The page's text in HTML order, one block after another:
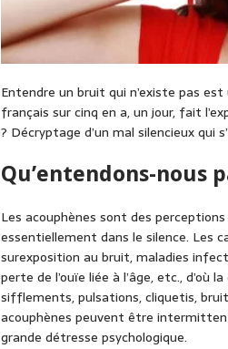
Entendre un bruit qui n’existe pas
français sur cinq en a, un jour, fait
? Décryptage d’un mal silencieux qui
Qu’entendons-nous
Les acouphènes sont des
essentiellement dans le silence. Les
surexposition au bruit, maladies
perte de l’ouïe liée à l’âge, etc.,
sifflements, pulsations, cliquetis,
acouphènes peuvent être
grande détresse psychologique.